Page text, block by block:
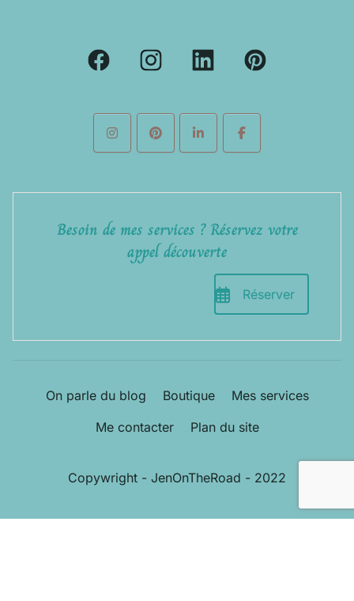
Besoin de mes services ? Réservez votre
appel découverte
Réserver
On parle du blog Boutique
Mes services
Me contacter
Plan du site
Copywright - JenOnTheRoad - 2022